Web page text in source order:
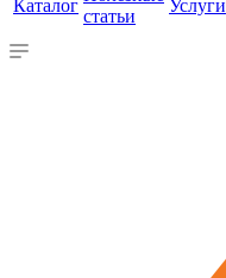
Каталог
статьи
Услуги